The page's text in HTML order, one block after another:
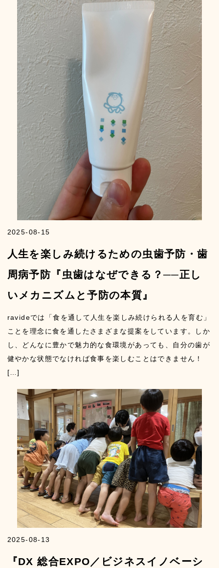
2025-08-15
人生を楽しみ続けるための虫歯予防・歯
周病予防『虫歯はなぜできる？──正し
いメカニズムと予防の本質』
ravideでは「食を通して人生を楽しみ続けられる人を育む」
ことを理念に食を通したさまざまな提案をしています。しか
し、どんなに豊かで魅力的な食環境があっても、自分の歯が
健やかな状態でなければ食事を楽しむことはできません！
[…]
2025-08-13
『DX 総合EXPO／ビジネスイノベーシ